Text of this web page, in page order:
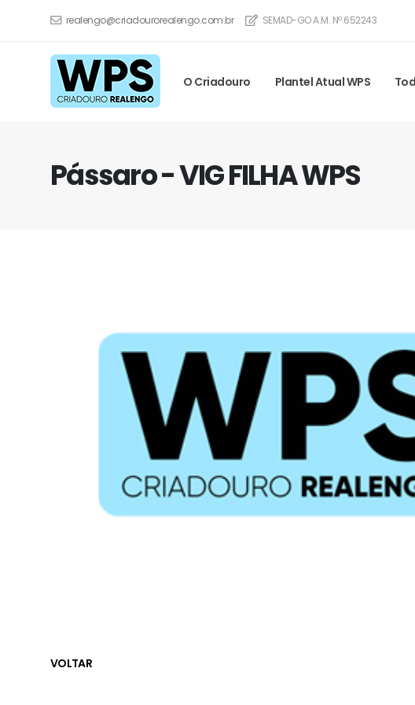
realengo@criadourorealengo.com.br SEMAD-GO A.M. Nº 652243
O Criadouro Plantel Atual WPS
Pássaro - VIG FILHA WPS
VOLTAR